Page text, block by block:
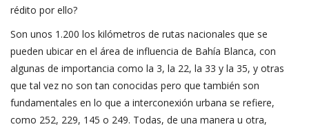
rédito por ello?
Son unos 1.200 los kilómetros de rutas nacionales que se
pueden ubicar en el área de influencia de Bahía Blanca, con
algunas de importancia como la 3, la 22, la 33 y la 35, y otras
que tal vez no son tan conocidas pero que también son
fundamentales en lo que a interconexión urbana se refiere,
como 252, 229, 145 o 249. Todas, de una manera u otra,